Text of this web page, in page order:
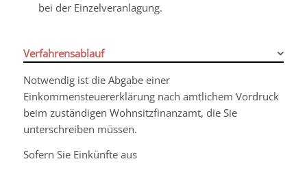
bei der Einzelveranlagung.
Verfahrensablauf
Notwendig ist die Abgabe einer
Einkommensteuererklärung nach amtlichem Vordruck
beim zuständigen Wohnsitzfinanzamt, die Sie
unterschreiben müssen.
Sofern Sie Einkünfte aus